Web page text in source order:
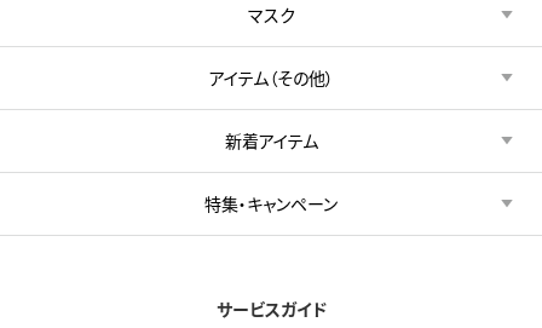
マスク
アイテム（その他）
新着アイテム
特集・キャンペーン
サービスガイド